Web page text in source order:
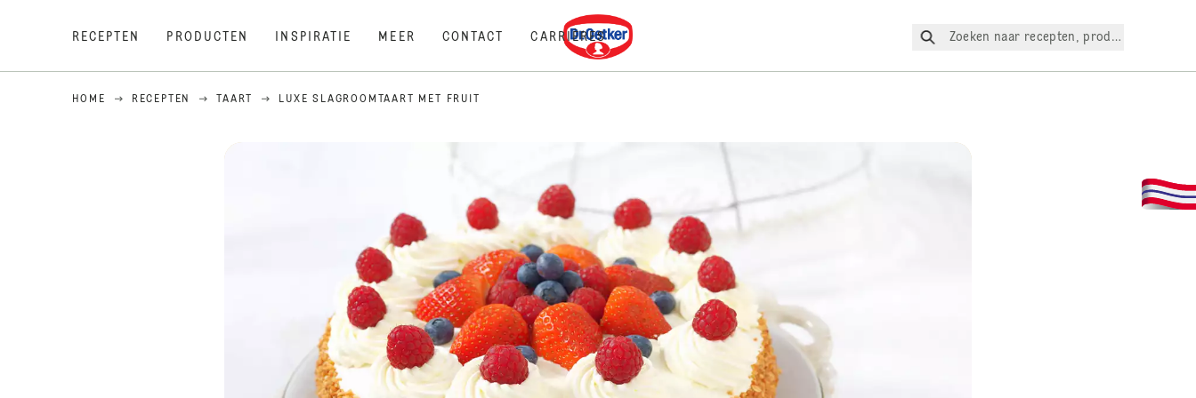
RECEPTEN PRODUCTEN INSPIRATIE MEER CONTACT CARRIÈRES
Dr. Oetker
Zoeken naar recepten, producten, enz.
HOME RECEPTEN TAART LUXE SLAGROOMTAART MET FRUIT